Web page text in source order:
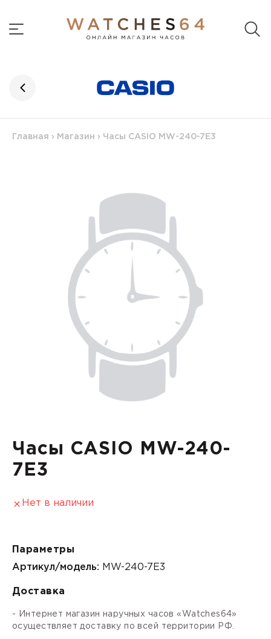
Главная › Магазин › Часы CASIO MW-240-7E3
Часы CASIO MW-240-
7E3
Нет в наличии
Параметры
Артикул/модель: MW-240-7E3
Доставка
- Интернет магазин наручных часов «Watches64»
осуществляет доставку по всей территории РФ.